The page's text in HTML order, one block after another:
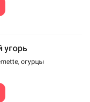
угорь
огурцы